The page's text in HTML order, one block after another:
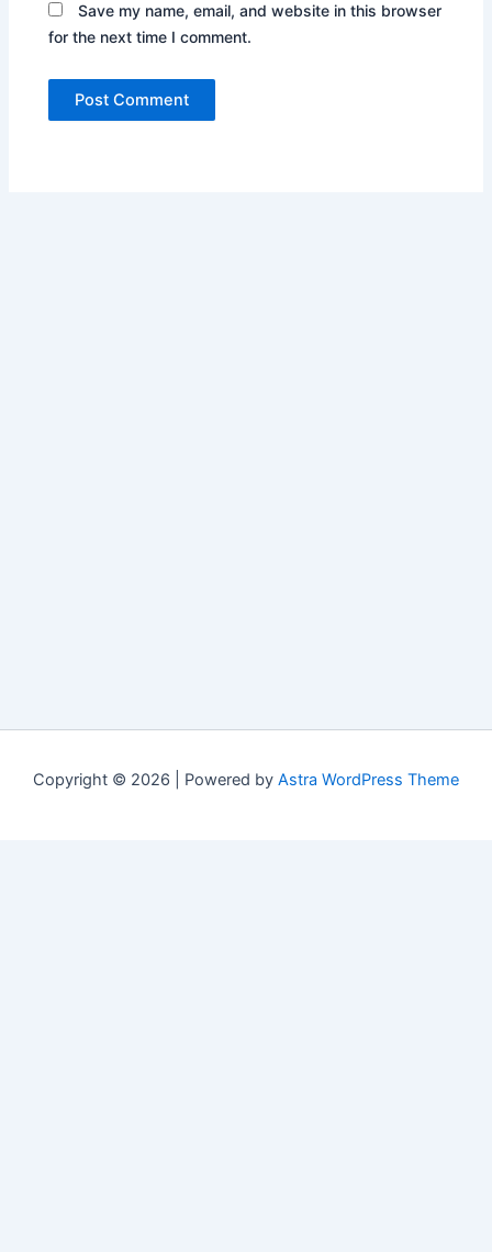
Save my name, email, and website in this browser
for the next time I comment.
Copyright © 2026 | Powered by Astra WordPress Theme